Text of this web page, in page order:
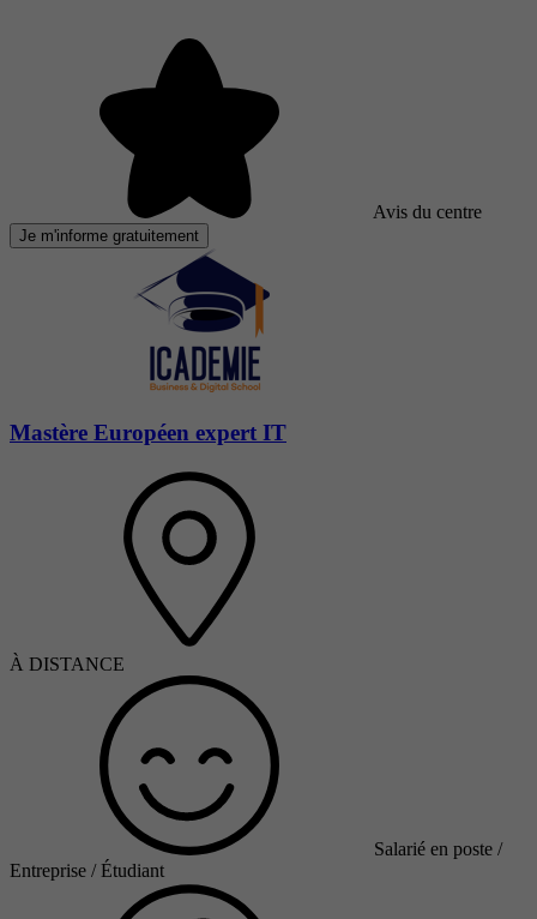
Avis du centre
Je m'informe gratuitement
Mastère Européen expert IT
À DISTANCE
Salarié en poste /
Entreprise / Étudiant